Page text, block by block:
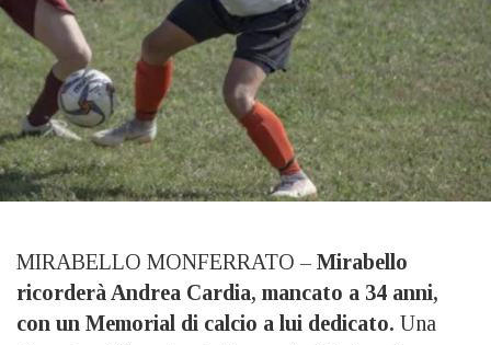
MIRABELLO MONFERRATO – Mirabello
ricorderà Andrea Cardia, mancato a 34 anni,
con un Memorial di calcio a lui dedicato. Una